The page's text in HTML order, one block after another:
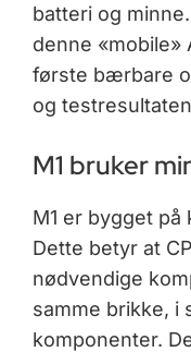
batteri og
denne «mobile»
første bærbare
og
M1 bruker
M1 er bygget på
Dette betyr at
nødvendige
samme brikke, i
komponenter.